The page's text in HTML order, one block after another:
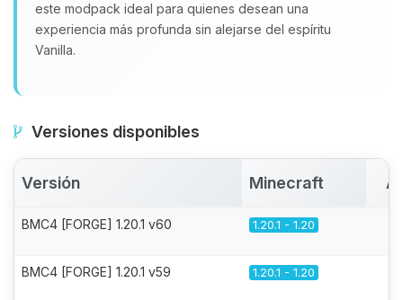
este modpack ideal para quienes desean una
experiencia más profunda sin alejarse del espíritu
Vanilla.
Versiones disponibles
Versión Minecraft
BMC4 [FORGE] 1.20.1 v60 1.20.1 - 1.20
BMC4 [FORGE] 1.20.1 v59 1.20.1 - 1.20